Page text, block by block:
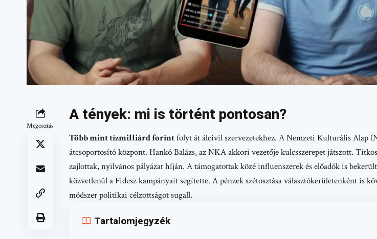
Megosztás
A tények: mi is történt pontosan?
Több mint tízmilliárd forintfolyt át álcivil szervezetekhez. A Nemzeti Kulturális Alap
átcsoportosító központ. Hankó Balázs, az NKA akkori vezetője kulcsszerepet játszott.
zajlottak, nyilvános pályázat híján. A támogatottak közé influenszerek és előadók is
közvetlenül a Fidesz kampányait segítette. A pénzek szétosztása választókerületenként is
módszer politikai célzottságot sugall.
Tartalomjegyzék